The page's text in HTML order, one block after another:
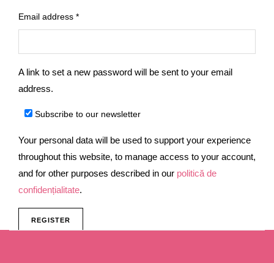
Email address *
A link to set a new password will be sent to your email
address.
Subscribe to our newsletter
Your personal data will be used to support your experience
throughout this website, to manage access to your account,
and for other purposes described in our politică de
confidențialitate.
REGISTER